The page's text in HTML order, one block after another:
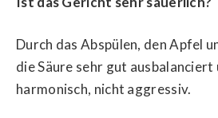
Durch das Abspülen, den Apfel
die Säure sehr gut
harmonisch, nicht aggressiv.